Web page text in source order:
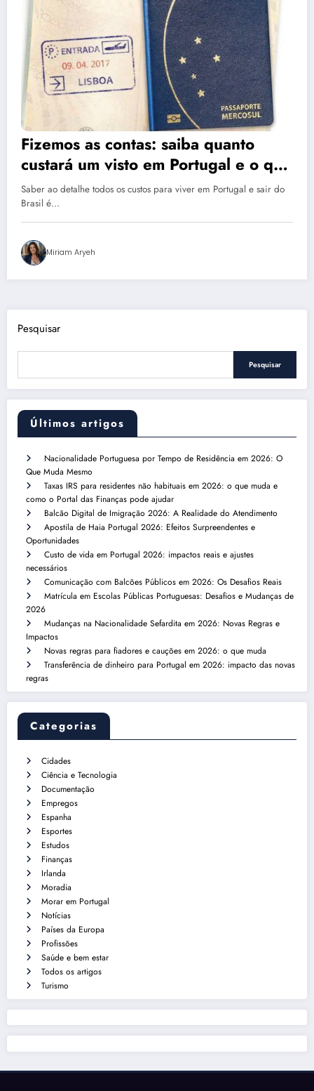
Fizemos as contas: saiba quanto
custará um visto em Portugal e o que
tem de fazer
Saber ao detalhe todos os custos para viver em Portugal e sair do
Brasil é…
Miriam Aryeh
Pesquisar
Pesquisar
Últimos artigos
Nacionalidade Portuguesa por Tempo de Residência em 2026: O
Que Muda Mesmo
Taxas IRS para residentes não habituais em 2026: o que muda e
como o Portal das Finanças pode ajudar
Balcão Digital de Imigração 2026: A Realidade do Atendimento
Apostila de Haia Portugal 2026: Efeitos Surpreendentes e
Oportunidades
Custo de vida em Portugal 2026: impactos reais e ajustes
necessários
Comunicação com Balcões Públicos em 2026: Os Desafios Reais
Matrícula em Escolas Públicas Portuguesas: Desafios e Mudanças de
2026
Mudanças na Nacionalidade Sefardita em 2026: Novas Regras e
Impactos
Novas regras para fiadores e cauções em 2026: o que muda
Transferência de dinheiro para Portugal em 2026: impacto das novas
regras
Categorias
Cidades
Ciência e Tecnologia
Documentação
Empregos
Espanha
Esportes
Estudos
Finanças
Irlanda
Moradia
Morar em Portugal
Notícias
Países da Europa
Profissões
Saúde e bem estar
Todos os artigos
Turismo